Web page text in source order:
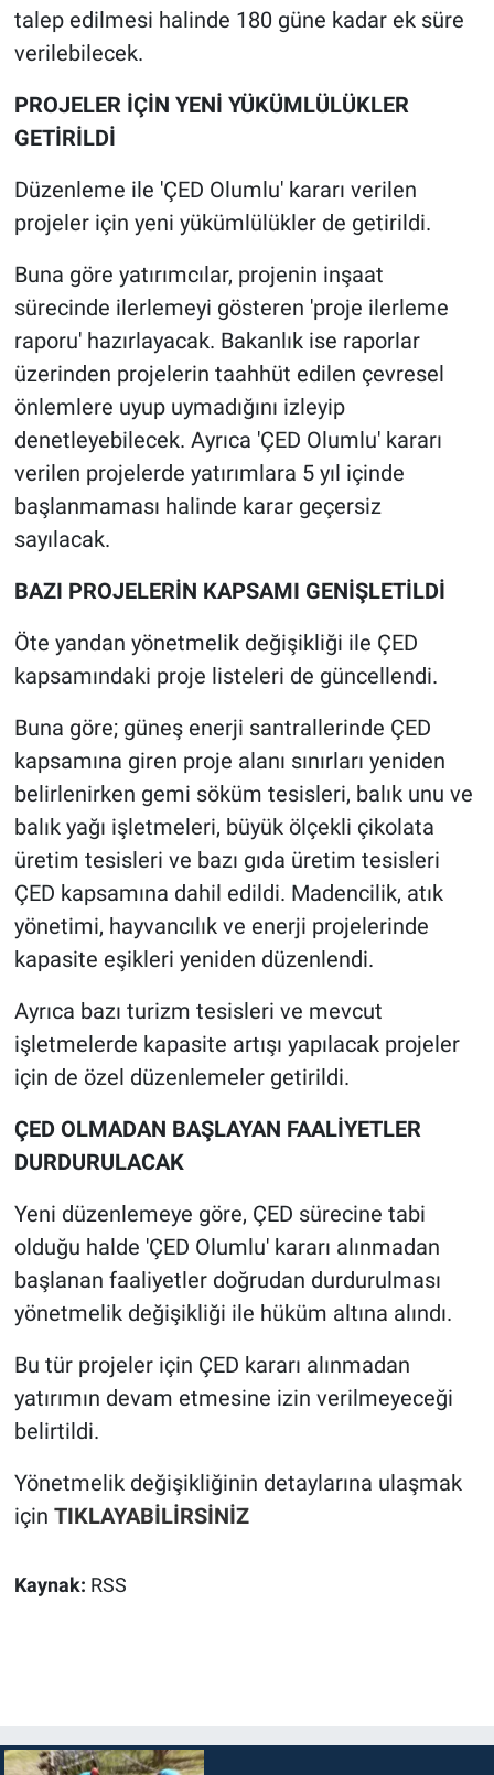
talep edilmesi halinde 180 güne kadar ek süre
verilebilecek.
PROJELER İÇİN YENİ YÜKÜMLÜLÜKLER
GETİRİLDİ
Düzenleme ile 'ÇED Olumlu' kararı verilen
projeler için yeni yükümlülükler de getirildi.
Buna göre yatırımcılar, projenin inşaat
sürecinde ilerlemeyi gösteren 'proje ilerleme
raporu' hazırlayacak. Bakanlık ise raporlar
üzerinden projelerin taahhüt edilen çevresel
önlemlere uyup uymadığını izleyip
denetleyebilecek. Ayrıca 'ÇED Olumlu' kararı
verilen projelerde yatırımlara 5 yıl içinde
başlanmaması halinde karar geçersiz
sayılacak.
BAZI PROJELERİN KAPSAMI GENİŞLETİLDİ
Öte yandan yönetmelik değişikliği ile ÇED
kapsamındaki proje listeleri de güncellendi.
Buna göre; güneş enerji santrallerinde ÇED
kapsamına giren proje alanı sınırları yeniden
belirlenirken gemi söküm tesisleri, balık unu ve
balık yağı işletmeleri, büyük ölçekli çikolata
üretim tesisleri ve bazı gıda üretim tesisleri
ÇED kapsamına dahil edildi. Madencilik, atık
yönetimi, hayvancılık ve enerji projelerinde
kapasite eşikleri yeniden düzenlendi.
Ayrıca bazı turizm tesisleri ve mevcut
işletmelerde kapasite artışı yapılacak projeler
için de özel düzenlemeler getirildi.
ÇED OLMADAN BAŞLAYAN FAALİYETLER
DURDURULACAK
Yeni düzenlemeye göre, ÇED sürecine tabi
olduğu halde 'ÇED Olumlu' kararı alınmadan
başlanan faaliyetler doğrudan durdurulması
yönetmelik değişikliği ile hüküm altına alındı.
Bu tür projeler için ÇED kararı alınmadan
yatırımın devam etmesine izin verilmeyeceği
belirtildi.
Yönetmelik değişikliğinin detaylarına ulaşmak
için TIKLAYABİLİRSİNİZ
Kaynak: RSS